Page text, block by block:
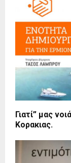
Γιατί” μας
Κορακιας.